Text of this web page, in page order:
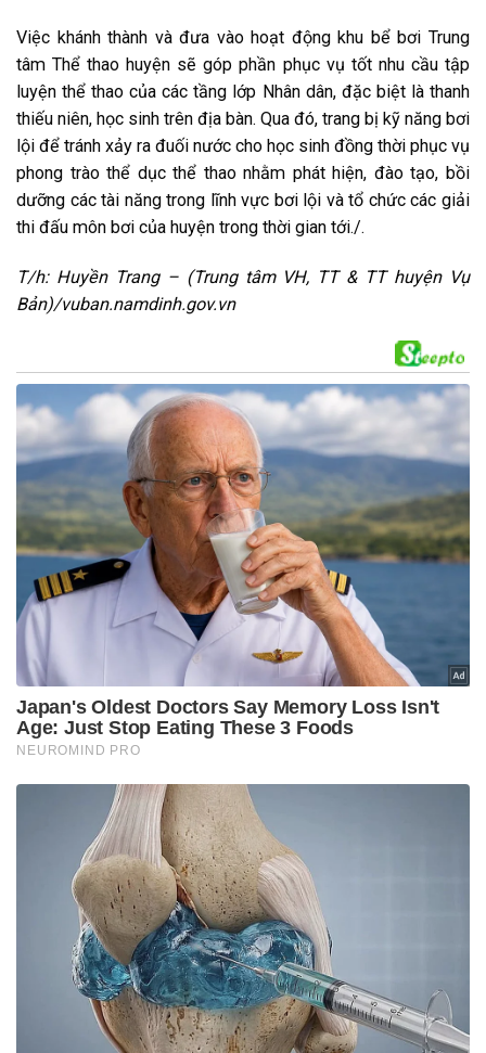
Việc khánh thành và đưa vào hoạt động khu bể bơi Trung
tâm Thể thao huyện sẽ góp phần phục vụ tốt nhu cầu tập
luyện thể thao của các tầng lớp Nhân dân, đặc biệt là thanh
thiếu niên, học sinh trên địa bàn. Qua đó, trang bị kỹ năng bơi
lội để tránh xảy ra đuối nước cho học sinh đồng thời phục vụ
phong trào thể dục thể thao nhằm phát hiện, đào tạo, bồi
dưỡng các tài năng trong lĩnh vực bơi lội và tổ chức các giải
thi đấu môn bơi của huyện trong thời gian tới./.
T/h: Huyền Trang – (Trung tâm VH, TT & TT huyện Vụ
Bản)/vuban.namdinh.gov.vn